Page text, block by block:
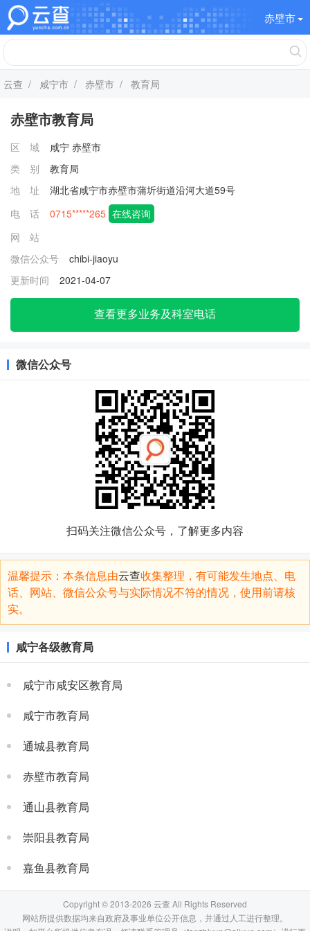
赤壁市
云查 / 咸宁市 / 赤壁市 / 教育局
赤壁市教育局
区 域 咸宁 赤壁市
类 别
教育局
地 址
湖北省咸宁市赤壁市蒲圻街道沿河大道59号
电 话
0715*****265 在线咨询
网 站
微信公众号
chibi-jiaoyu
更新时间
2021-04-07
查看更多业务及科室电话
微信公众号
扫码关注微信公众号，了解更多内容
温馨提示：本条信息由云查收集整理，有可能发生地点、电
话、网站、微信公众号与实际情况不符的情况，使用前请核
实。
咸宁各级教育局
咸宁市咸安区教育局
咸宁市教育局
通城县教育局
赤壁市教育局
通山县教育局
崇阳县教育局
嘉鱼县教育局
Copyright © 2013-2026 云查 All Rights Reserved
网站所提供数据均来自政府及事业单位公开信息，并通过人工进行整理。